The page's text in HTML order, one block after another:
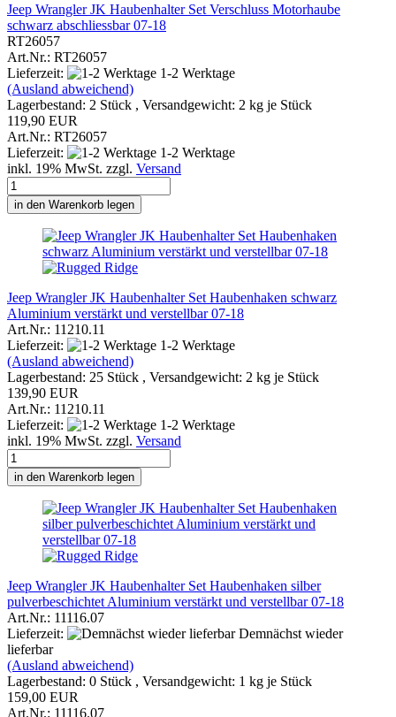
Jeep Wrangler JK Haubenhalter Set Verschluss Motorhaube
schwarz abschliessbar 07-18
RT26057
Art.Nr.: RT26057
Lieferzeit:
1-2 Werktage
(Ausland abweichend)
Lagerbestand: 2 Stück , Versandgewicht: 2 kg je Stück
119,90 EUR
Art.Nr.: RT26057
Lieferzeit:
1-2 Werktage
inkl. 19% MwSt. zzgl. Versand
in den Warenkorb legen
Jeep Wrangler JK Haubenhalter Set Haubenhaken schwarz
Aluminium verstärkt und verstellbar 07-18
Art.Nr.: 11210.11
Lieferzeit:
1-2 Werktage
(Ausland abweichend)
Lagerbestand: 25 Stück , Versandgewicht: 2 kg je Stück
139,90 EUR
Art.Nr.: 11210.11
Lieferzeit:
1-2 Werktage
inkl. 19% MwSt. zzgl. Versand
in den Warenkorb legen
Jeep Wrangler JK Haubenhalter Set Haubenhaken silber
pulverbeschichtet Aluminium verstärkt und verstellbar 07-18
Art.Nr.: 11116.07
Lieferzeit:
Demnächst wieder
lieferbar
(Ausland abweichend)
Lagerbestand: 0 Stück , Versandgewicht: 1 kg je Stück
159,00 EUR
Art.Nr.: 11116.07